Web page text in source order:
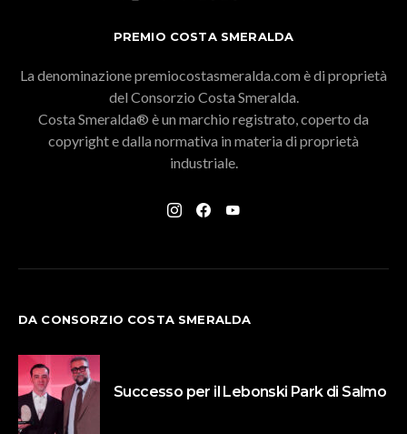
PREMIO COSTA SMERALDA
La denominazione premiocostasmeralda.com è di proprietà
del Consorzio Costa Smeralda.
Costa Smeralda® è un marchio registrato, coperto da
copyright e dalla normativa in materia di proprietà
industriale.
DA CONSORZIO COSTA SMERALDA
Successo per il Lebonski Park di Salmo